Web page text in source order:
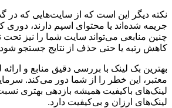
نکته دیگر این است که از سایت‌هایی که
جریمه شده‌اند یا محتوای اسپم دارند، دوری
چنین منابعی می‌تواند سایت شما را نیز تحت
کاهش رتبه یا حتی حذف از نتایج جستجو
بهترین بک لینک با بررسی دقیق منابع و
معتبر، این خطر را از شما دور می‌کند.
لینک‌های باکیفیت همیشه بازدهی بهتری
لینک‌های ارزان و بی‌کیفیت دارد.